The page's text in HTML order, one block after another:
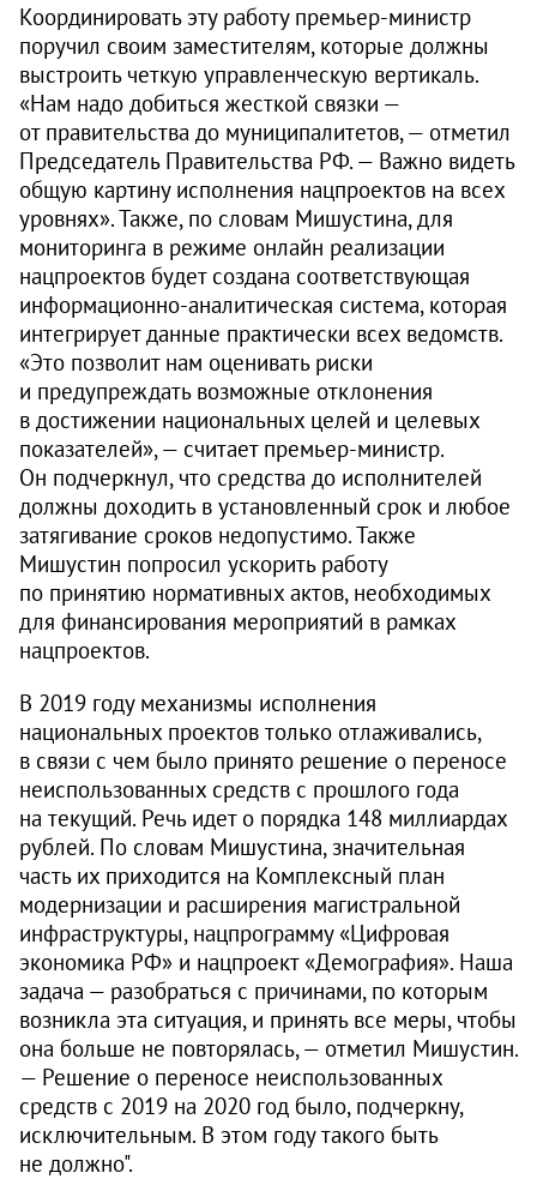
Координировать эту работу премьер-министр
поручил своим заместителям, которые должны
выстроить четкую управленческую вертикаль.
«Нам надо добиться жесткой связки —
от правительства до муниципалитетов, — отметил
Председатель Правительства РФ. — Важно видеть
общую картину исполнения нацпроектов на всех
уровнях». Также, по словам Мишустина, для
мониторинга в режиме онлайн реализации
нацпроектов будет создана соответствующая
информационно-аналитическая система, которая
интегрирует данные практически всех ведомств.
«Это позволит нам оценивать риски
и предупреждать возможные отклонения
в достижении национальных целей и целевых
показателей», — считает премьер-министр.
Он подчеркнул, что средства до исполнителей
должны доходить в установленный срок и любое
затягивание сроков недопустимо. Также
Мишустин попросил ускорить работу
по принятию нормативных актов, необходимых
для финансирования мероприятий в рамках
нацпроектов.
В 2019 году механизмы исполнения
национальных проектов только отлаживались,
в связи с чем было принято решение о переносе
неиспользованных средств с прошлого года
на текущий. Речь идет о порядка 148 миллиардах
рублей. По словам Мишустина, значительная
часть их приходится на Комплексный план
модернизации и расширения магистральной
инфраструктуры, нацпрограмму «Цифровая
экономика РФ» и нацпроект «Демография». Наша
задача — разобраться с причинами, по которым
возникла эта ситуация, и принять все меры, чтобы
она больше не повторялась, — отметил Мишустин.
— Решение о переносе неиспользованных
средств с 2019 на 2020 год было, подчеркну,
исключительным. В этом году такого быть
не должно".